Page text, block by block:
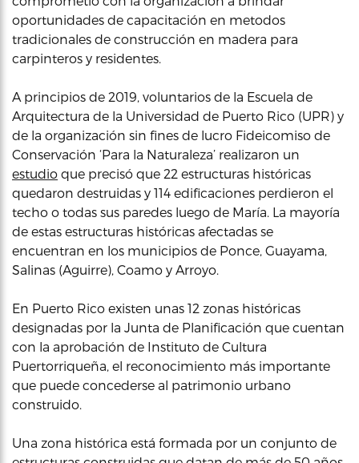
oportunidades de capacitación en metodos
tradicionales de construcción en madera para
carpinteros y residentes.
A principios de 2019, voluntarios de la Escuela de
Arquitectura de la Universidad de Puerto Rico (UPR) y
de la organización sin fines de lucro Fideicomiso de
Conservación ‘Para la Naturaleza’ realizaron un
estudio que precisó que 22 estructuras históricas
quedaron destruidas y 114 edificaciones perdieron el
techo o todas sus paredes luego de María. La mayoría
de estas estructuras históricas afectadas se
encuentran en los municipios de Ponce, Guayama,
Salinas (Aguirre), Coamo y Arroyo.
En Puerto Rico existen unas 12 zonas históricas
designadas por la Junta de Planificación que cuentan
con la aprobación de Instituto de Cultura
Puertorriqueña, el reconocimiento más importante
que puede concederse al patrimonio urbano
construido.
Una zona histórica está formada por un conjunto de